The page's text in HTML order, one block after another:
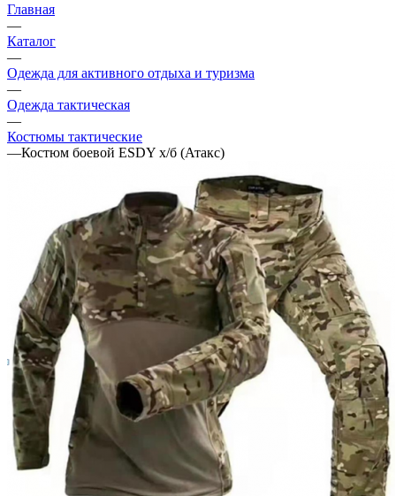
Главная
—
Каталог
—
Одежда для активного отдыха и туризма
—
Одежда тактическая
—
Костюмы тактические
—Костюм боевой ESDY х/б (Атакс)